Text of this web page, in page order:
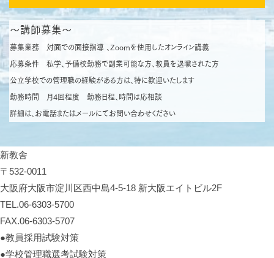
～講師募集～
募集業務 対面での面接指導 、Zoomを使用したオンライン講義
応募条件 私学、予備校勤務で副業可能な方、教員を退職された方
公立学校での管理職の経験がある方は、特に歓迎いたします
勤務時間 月4回程度 勤務日程、時間は応相談
詳細は、お電話またはメールにてお問い合わせください
新教舎
〒532-0011
大阪府大阪市淀川区西中島4-5-18 新大阪エイトビル2F
TEL.06-6303-5700
FAX.06-6303-5707
●教員採用試験対策
●学校管理職選考試験対策